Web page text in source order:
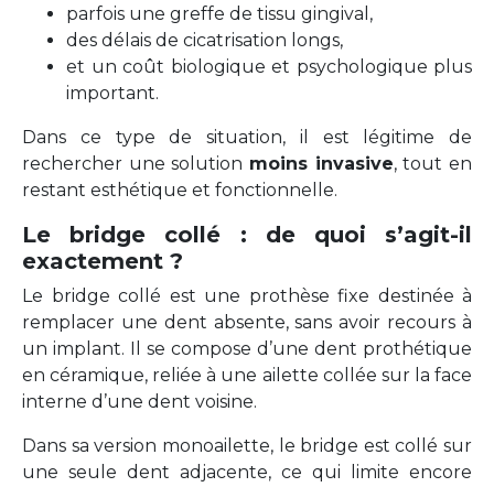
parfois une greffe de tissu gingival,
des délais de cicatrisation longs,
et un coût biologique et psychologique plus
important.
Dans ce type de situation, il est légitime de
rechercher une solution moins invasive, tout en
restant esthétique et fonctionnelle.
Le bridge collé : de quoi s’agit-il
exactement ?
Le bridge collé est une prothèse fixe destinée à
remplacer une dent absente, sans avoir recours à
un implant. Il se compose d’une dent prothétique
en céramique, reliée à une ailette collée sur la face
interne d’une dent voisine.
Dans sa version monoailette, le bridge est collé sur
une seule dent adjacente, ce qui limite encore